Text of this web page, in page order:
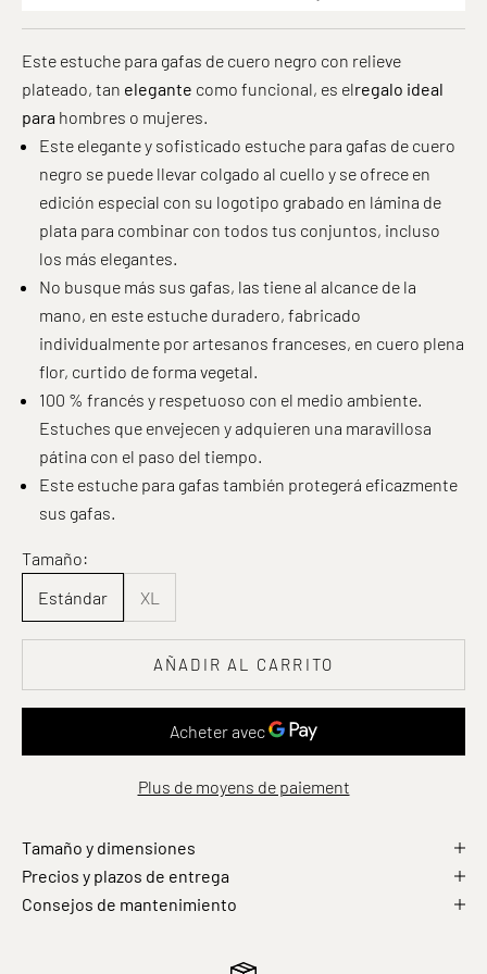
Este estuche para gafas de cuero negro con relieve
plateado, tan elegante como funcional, es elregalo ideal
para hombres o mujeres.
Este elegante y sofisticado estuche para gafas de cuero
negro se puede llevar colgado al cuello y se ofrece en
edición especial con su logotipo grabado en lámina de
plata para combinar con todos tus conjuntos, incluso
los más elegantes.
No busque más sus gafas, las tiene al alcance de la
mano, en este estuche duradero, fabricado
individualmente por artesanos franceses, en cuero plena
flor, curtido de forma vegetal.
100 % francés y respetuoso con el medio ambiente.
Estuches que envejecen y adquieren una maravillosa
pátina con el paso del tiempo.
Este estuche para gafas también protegerá eficazmente
sus gafas.
Tamaño:
Estándar
XL
AÑADIR AL CARRITO
Plus de moyens de paiement
Tamaño y dimensiones
Precios y plazos de entrega
Consejos de mantenimiento